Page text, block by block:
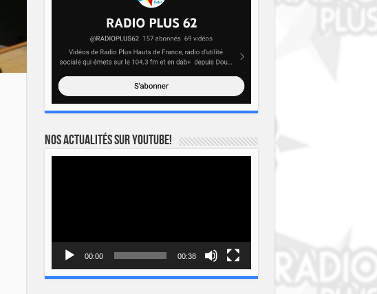
Nos actualités sur YOUTUBE!
00:00 00:38